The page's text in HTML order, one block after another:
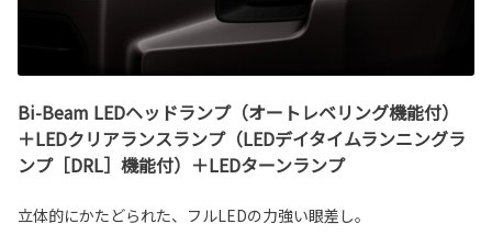
Bi-Beam LEDヘッドランプ（オートレベリング機能付）
＋LEDクリアランスランプ（LEDデイタイムランニングラ
ンプ［DRL］機能付）＋LEDターンランプ
立体的にかたどられた、フルLEDの力強い眼差し。